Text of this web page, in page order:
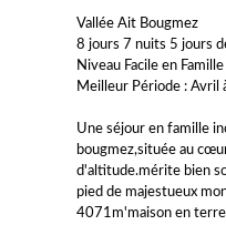
Vallée Ait Bougmez
8 jours 7 nuits 5 jours
Niveau Facile en
Meilleur Période : Avril
Une séjour en famille
bougmez,située au
d'altitude.mérite bien
pied de majestueux
4071m'maison en